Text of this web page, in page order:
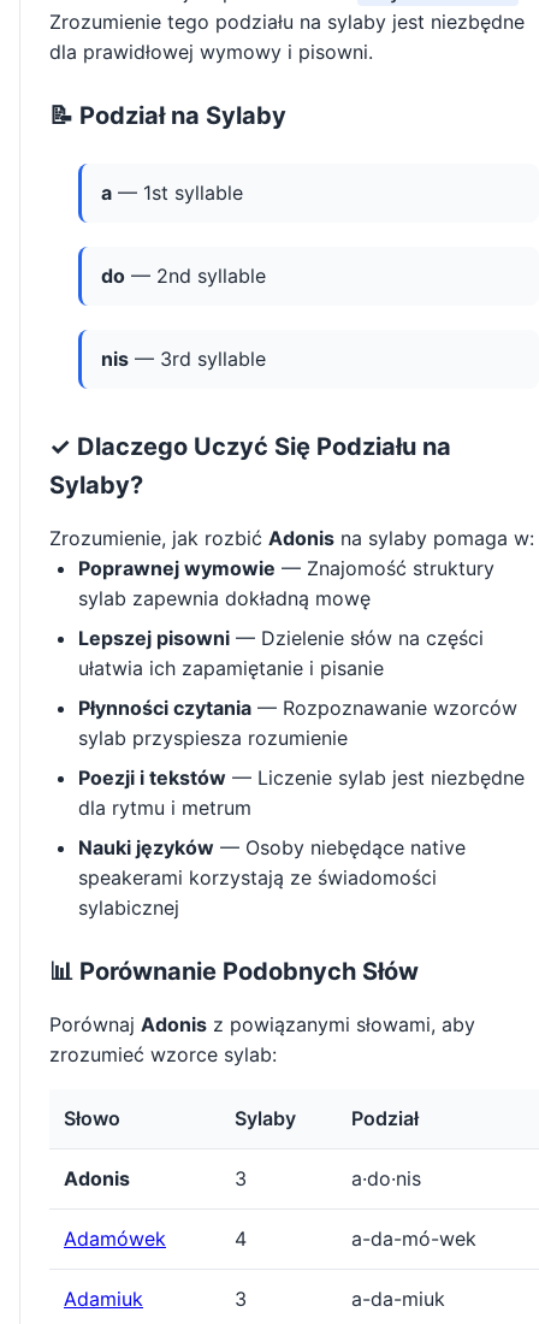
Zrozumienie tego podziału na sylaby jest niezbędne
dla prawidłowej wymowy i pisowni.
📝 Podział na Sylaby
a — 1st syllable
do — 2nd syllable
nis — 3rd syllable
✓ Dlaczego Uczyć Się Podziału na
Sylaby?
Zrozumienie, jak rozbić Adonis na sylaby pomaga w:
Poprawnej wymowie — Znajomość struktury
sylab zapewnia dokładną mowę
Lepszej pisowni — Dzielenie słów na części
ułatwia ich zapamiętanie i pisanie
Płynności czytania — Rozpoznawanie wzorców
sylab przyspiesza rozumienie
Poezji i tekstów — Liczenie sylab jest niezbędne
dla rytmu i metrum
Nauki języków — Osoby niebędące native
speakerami korzystają ze świadomości
sylabicznej
📊 Porównanie Podobnych Słów
Porównaj Adonis z powiązanymi słowami, aby
zrozumieć wzorce sylab:
Słowo Sylaby Podział
Adonis 3 a·do·nis
Adamówek 4 a-da-mó-wek
Adamiuk 3 a-da-miuk